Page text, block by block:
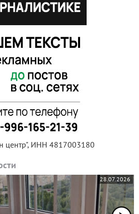
центр", ИНН 4817003180
28.07.2026